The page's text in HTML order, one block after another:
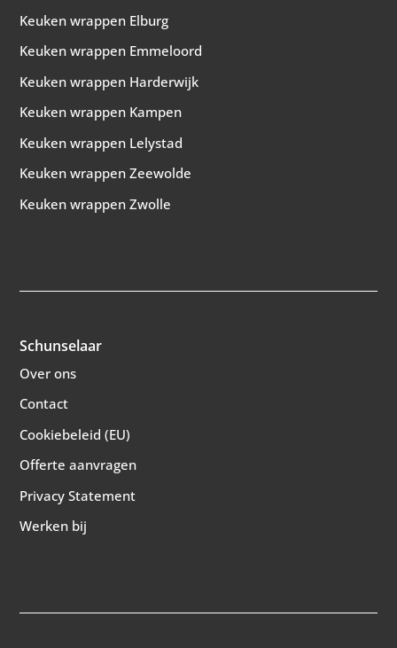
Keuken wrappen Elburg
Keuken wrappen Emmeloord
Keuken wrappen Harderwijk
Keuken wrappen Kampen
Keuken wrappen Lelystad
Keuken wrappen Zeewolde
Keuken wrappen Zwolle
Schunselaar
Over ons
Contact
Cookiebeleid (EU)
Offerte aanvragen
Privacy Statement
Werken bij